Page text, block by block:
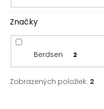
Značky
Berdsen 2
Zobrazených položiek: 2